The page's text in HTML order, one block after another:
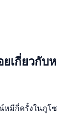
เกี่ยวกับ
มีกี่ครั้งในภูโซ